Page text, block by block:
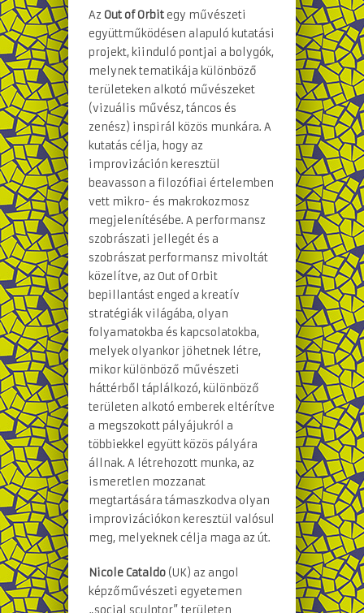
Az Out of Orbit egy művészeti
együttműködésen alapuló kutatási
projekt, kiinduló pontjai a bolygók,
melynek tematikája különböző
területeken alkotó művészeket
(vizuális művész, táncos és
zenész) inspirál közös munkára. A
kutatás célja, hogy az
improvizáción keresztül
beavasson a filozófiai értelemben
vett mikro- és makrokozmosz
megjelenítésébe. A performansz
szobrászati jellegét és a
szobrászat performansz mivoltát
közelítve, az Out of Orbit
bepillantást enged a kreatív
stratégiák világába, olyan
folyamatokba és kapcsolatokba,
melyek olyankor jöhetnek létre,
mikor különböző művészeti
háttérből táplálkozó, különböző
területen alkotó emberek eltérítve
a megszokott pályájukról a
többiekkel együtt közös pályára
állnak. A létrehozott munka, az
ismeretlen mozzanat
megtartására támaszkodva olyan
improvizációkon keresztül valósul
meg, melyeknek célja maga az út.
Nicole Cataldo (UK) az angol
képzőművészeti egyetemen